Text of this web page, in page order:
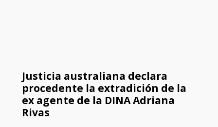
Justicia australiana declara
procedente la extradición de la
ex agente de la DINA Adriana
Rivas